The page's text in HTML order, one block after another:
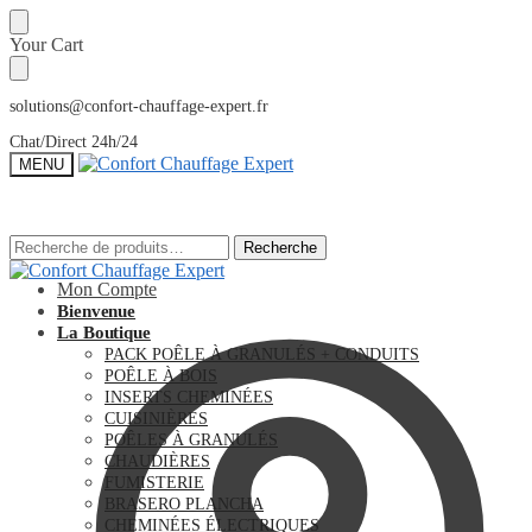
Sauter
à
la
navigation
Skip
to
content
Your Cart
solutions@confort-chauffage-expert.fr
Chat/Direct 24h/24
MENU
Recherche
pour :
Recherche
Mon Compte
Recherche
pour :
Recherche
Bienvenue
La Boutique
PACK POÊLE À GRANULÉS + CONDUITS
POÊLE À BOIS
INSERTS CHEMINÉES
CUISINIÈRES
POÊLES À GRANULÉS
CHAUDIÈRES
FUMISTERIE
BRASERO PLANCHA
CHEMINÉES ÉLECTRIQUES